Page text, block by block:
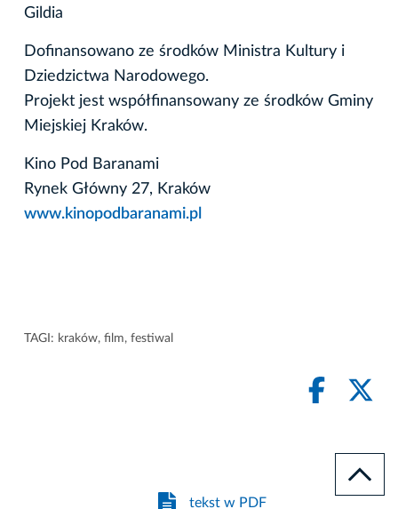
Gildia
Dofinansowano ze środków Ministra Kultury i
Dziedzictwa Narodowego.
Projekt jest współfinansowany ze środków Gminy
Miejskiej Kraków.
Kino Pod Baranami
Rynek Główny 27, Kraków
www.kinopodbaranami.pl
TAGI: kraków, film, festiwal
tekst w PDF